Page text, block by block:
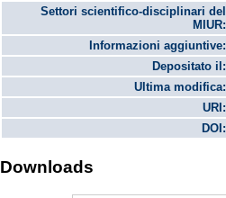
Settori scientifico-disciplinari del
MIUR:
Informazioni aggiuntive:
Depositato il:
Ultima modifica:
URI:
DOI:
Downloads